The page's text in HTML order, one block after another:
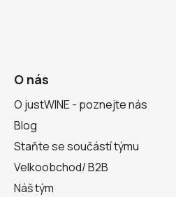
O nás
O justWINE - poznejte nás
Blog
Staňte se součástí týmu
Velkoobchod/ B2B
Náš tým